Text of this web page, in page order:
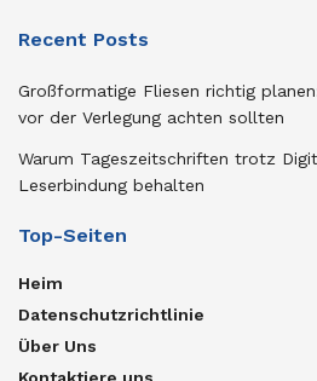
Recent Posts
Großformatige Fliesen richtig
vor der Verlegung achten sollten
Warum Tageszeitschriften trotz
Leserbindung behalten
Top-Seiten
Heim
Datenschutzrichtlinie
Über Uns
Kontaktiere uns